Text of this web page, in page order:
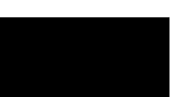
10分で駆け付け！】 周南市清水に拠